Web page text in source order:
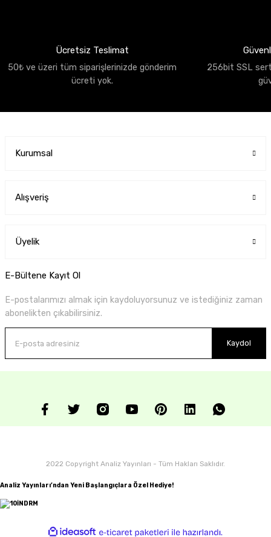
Ücretsiz Teslimat
50₺ ve üzeri tüm siparişlerinizde gönderim
ücreti yok.
256bit SSL
Kurumsal
Alışveriş
Üyelik
E-Bültene Kayıt Ol
E-postalarımızı almak için kaydoluyorsunuz ve istediğiniz zaman
abonelikten çıkabilirsiniz.
Kaydol
2022 Copyright Analiz Yayınları - Tüm Hakları Saklıdır.
Analiz Yayınları’ndan Yeni Başlangıçlara Özel Hediye!
ideasoft e-